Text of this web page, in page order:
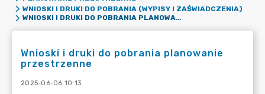
WNIOSKI I DRUKI DO POBRANIA (WYPISY I ZAŚWIADCZENIA)
WNIOSKI I DRUKI DO POBRANIA PLANOWANIE PRZESTRZENNE
Wnioski i druki do pobrania planowanie
przestrzenne
2025-06-06 10:13